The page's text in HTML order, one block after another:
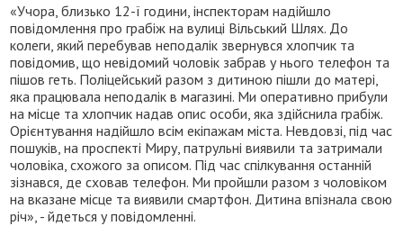
«Учора, близько 12-ї години, інспекторам надійшло
повідомлення про грабіж на вулиці Вільський Шлях. До
колеги, який перебував неподалік звернувся хлопчик та
повідомив, що невідомий чоловік забрав у нього телефон та
пішов геть. Поліцейський разом з дитиною пішли до матері,
яка працювала неподалік в магазині. Ми оперативно прибули
на місце та хлопчик надав опис особи, яка здійснила грабіж.
Орієнтування надійшло всім екіпажам міста. Невдовзі, під час
пошуків, на проспекті Миру, патрульні виявили та затримали
чоловіка, схожого за описом. Під час спілкування останній
зізнався, де сховав телефон. Ми пройшли разом з чоловіком
на вказане місце та виявили смартфон. Дитина впізнала свою
річ», - йдеться у повідомленні.